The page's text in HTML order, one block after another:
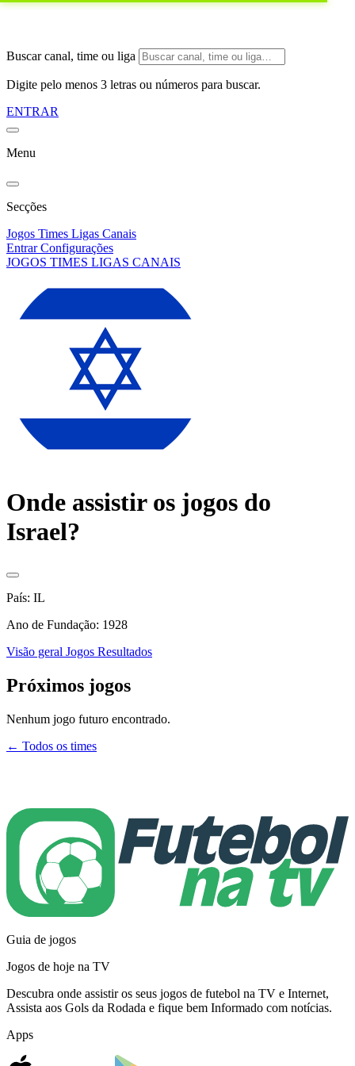
Buscar canal, time ou liga
Digite pelo menos 3 letras ou números para buscar.
ENTRAR
Menu
Secções
Jogos Times Ligas Canais
EntrarConfigurações
JOGOS TIMES LIGAS CANAIS
Onde assistir os jogos do
Israel?
País: IL
Ano de Fundação: 1928
Visão geral Jogos Resultados
Próximos jogos
Nenhum jogo futuro encontrado.
← Todos os times
Guia de jogos
Jogos de hoje na TV
Descubra onde assistir os seus jogos de futebol na TV e Internet,
Assista aos Gols da Rodada e fique bem Informado com notícias.
Apps